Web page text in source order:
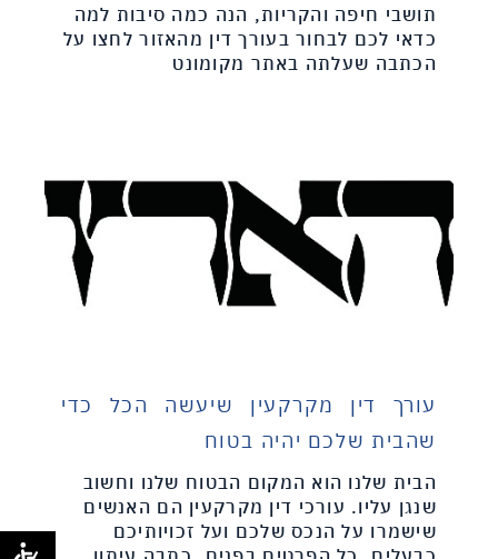
תושבי חיפה והקריות, הנה כמה סיבות למה
כדאי לכם לבחור בעורך דין מהאזור לחצו על
הכתבה שעלתה באתר מקומונט
עורך דין מקרקעין שיעשה הכל כדי
שהבית שלכם יהיה בטוח
הבית שלנו הוא המקום הבטוח שלנו וחשוב
שנגן עליו. עורכי דין מקרקעין הם האנשים
שישמרו על הנכס שלכם ועל זכויותיכם